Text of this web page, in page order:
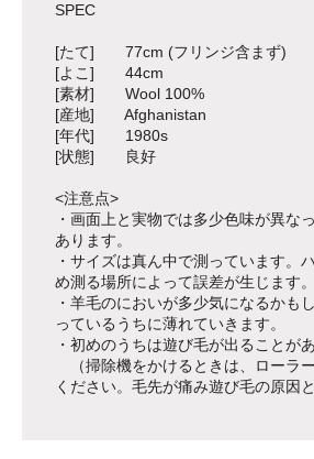
SPEC
[たて] 77cm (フリンジ含まず)
[よこ] 44cm
[素材] Wool 100%
[産地] Afghanistan
[年代] 1980s
[状態] 良好
<注意点>
・画面上と実物では多少色味が異な
あります。
・サイズは真ん中で測っています。
め測る場所によって誤差が生じます。
・羊毛のにおいが多少気になるかも
っているうちに薄れていきます。
・初めのうちは遊び毛が出ることが
（掃除機をかけるときは、ローラ
ください。毛先が痛み遊び毛の原因